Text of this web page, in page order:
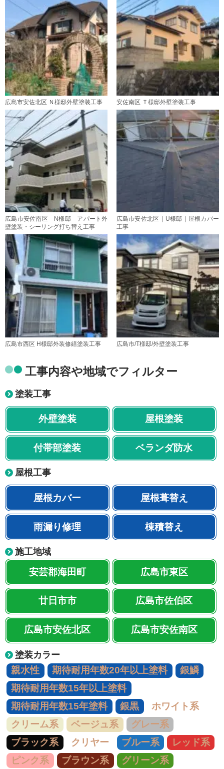
広島市安佐北区 Ｎ様邸外壁塗装工事 安佐南区 Ｔ様邸外壁塗装工事
広島市安佐南区 N様邸 アパート外
壁塗装・シーリング打ち替え工事
広島市安佐北区｜U様邸｜屋根カバー
工事
広島市西区 H様邸外装修繕塗装工事 広島市/T様邸/外壁塗装工事
工事内容や地域でフィルター
塗装工事
外壁塗装 屋根塗装
付帯部塗装 ベランダ防水
屋根工事
屋根カバー 屋根葺替え
雨漏り修理 棟積替え
施工地域
安芸郡海田町 広島市東区
廿日市市 広島市佐伯区
広島市安佐北区 広島市安佐南区
塗装カラー
親水性 期待耐用年数20年以上塗料
銀鱗
期待耐用年数15年以上塗料
期待耐用年数15年塗料
銀黒
ホワイト系
クリーム系
ベージュ系
グレー系
ブラック系
クリヤー ブルー系
レッド系
ピンク系
ブラウン系
グリーン系